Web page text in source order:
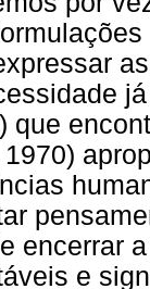
que
encerrar
e